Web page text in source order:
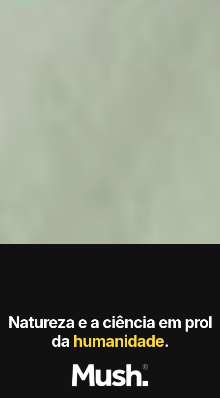
Natureza e a ciência em prol
da humanidade.